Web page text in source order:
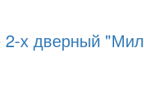
х дверный